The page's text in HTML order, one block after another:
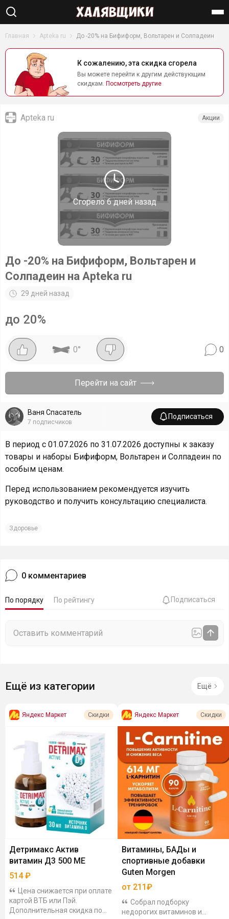
Найти
Главная Apteka ru До -20% на Бифиформ, Вольтарен и Солпадеин
К сожалению, эта скидка сгорела
Вы можете перейти к другим действующим
скидкам. Посмотреть другие
Сгорело6 дней назад
Apteka ru Акции
До -20% на Бифиформ, Вольтарен и
Солпадеин на Apteka ru
29 дней назад
до 20%
0° 0
Перейти на сайт
Ваня Спасатель
7 подписчиков
Подписаться
В период с 01.07.2026 по 31.07.2026 доступны к заказу
товары и наборы Бифиформ, Вольтарен и Солпадеин по
особым ценам.
Перед использованием рекомендуется изучить
руководство и получить консультацию специалиста.
Здоровье
0 комментариев
По порядку По рейтингу Подписаться
Ещё из категории Ещё
Яндекс Маркет Скидки
Детримакс Актив
витамин Д3 500 МЕ
514₽
Цена снижается при оплате
картой ВТБ или Пэй.
Дополнительная скидка по
Яндекс Маркет Скидки
Витамины, БАДы и
спортивные добавки
Guten Morgen
от 211₽
Собрал подборку
недорогих витаминов и